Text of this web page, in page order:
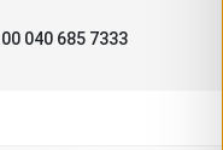
040 685 7333